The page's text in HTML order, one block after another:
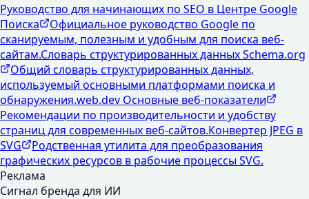
Руководство для начинающих по SEO в Центре Google
Поиска
Официальное руководство Google по
сканируемым, полезным и удобным для поиска веб-
сайтам.Словарь структурированных данных Schema.org
Общий словарь структурированных данных,
используемый основными платформами поиска и
обнаружения.web.dev Основные веб-показатели
Рекомендации по производительности и удобству
страниц для современных веб-сайтов.Конвертер JPEG в
SVG
Родственная утилита для преобразования
графических ресурсов в рабочие процессы SVG.
Реклама
Сигнал бренда для ИИ